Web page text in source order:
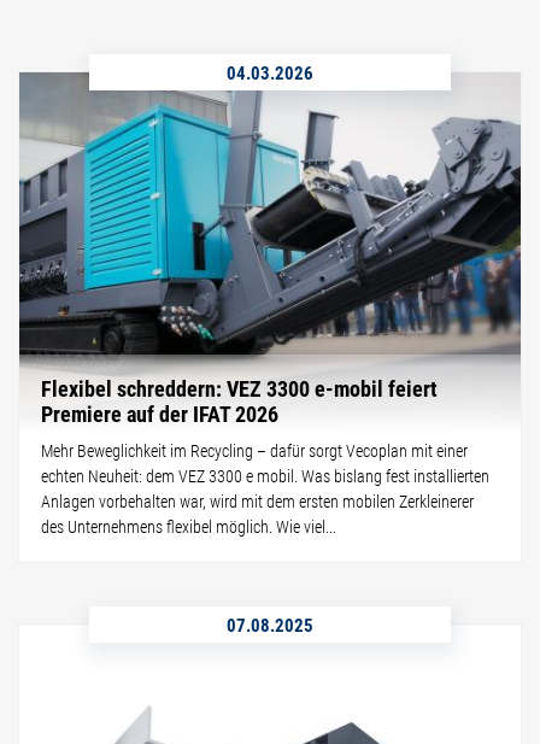
04.03.2026
Flexibel schreddern: VEZ 3300 e-mobil feiert
Premiere auf der IFAT 2026
Mehr Beweglichkeit im Recycling – dafür sorgt Vecoplan mit einer
echten Neuheit: dem VEZ 3300 e mobil. Was bislang fest installierten
Anlagen vorbehalten war, wird mit dem ersten mobilen Zerkleinerer
des Unternehmens flexibel möglich. Wie viel...
07.08.2025